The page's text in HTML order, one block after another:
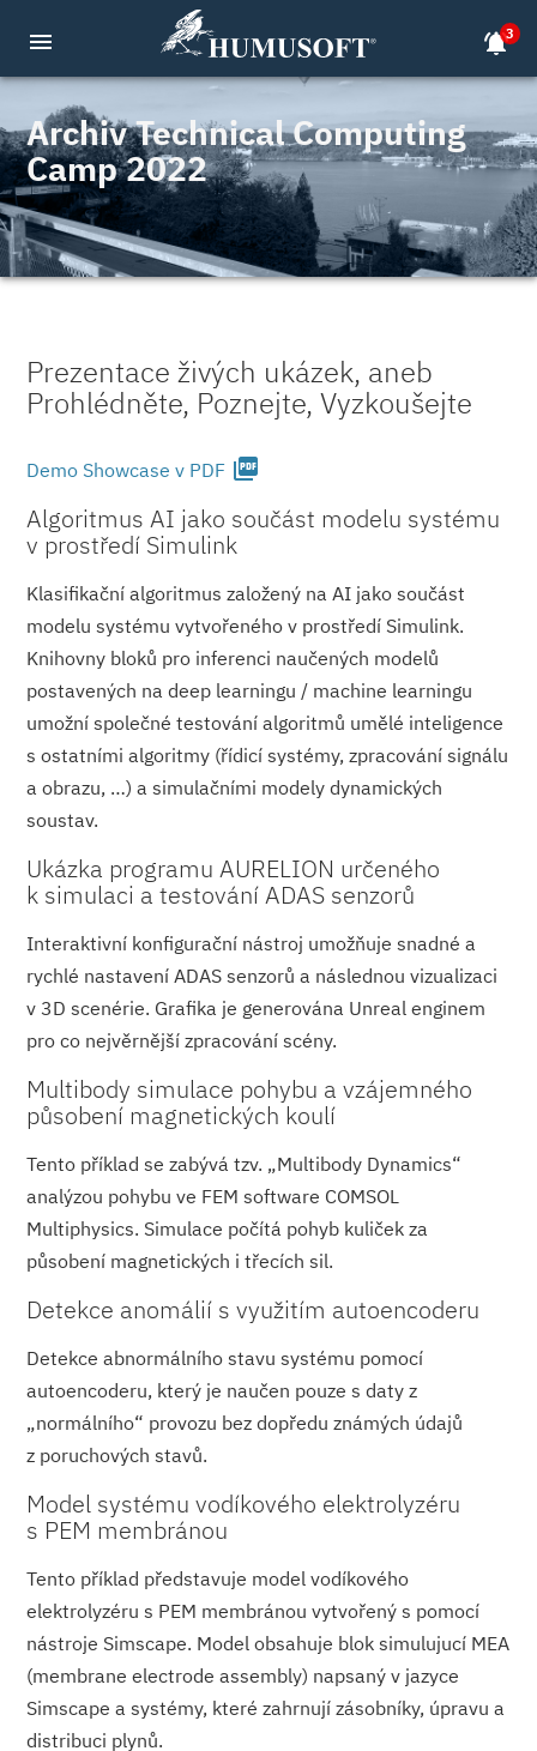
menu notifications_active3
Archiv Technical Computing
Camp 2022
Prezentace živých ukázek, aneb
Prohlédněte, Poznejte, Vyzkoušejte
Demo Showcase v PDF picture_as_pdf
Algoritmus AI jako součást modelu systému
v prostředí Simulink
Klasifikační algoritmus založený na AI jako součást
modelu systému vytvořeného v prostředí Simulink.
Knihovny bloků pro inferenci naučených modelů
postavených na deep learningu / machine learningu
umožní společné testování algoritmů umělé inteligence
s ostatními algoritmy (řídicí systémy, zpracování signálu
a obrazu, …) a simulačními modely dynamických
soustav.
Ukázka programu AURELION určeného
k simulaci a testování ADAS senzorů
Interaktivní konfigurační nástroj umožňuje snadné a
rychlé nastavení ADAS senzorů a následnou vizualizaci
v 3D scenérie. Grafika je generována Unreal enginem
pro co nejvěrnější zpracování scény.
Multibody simulace pohybu a vzájemného
působení magnetických koulí
Tento příklad se zabývá tzv. „Multibody Dynamics“
analýzou pohybu ve FEM software COMSOL
Multiphysics. Simulace počítá pohyb kuliček za
působení magnetických i třecích sil.
Detekce anomálií s využitím autoencoderu
Detekce abnormálního stavu systému pomocí
autoencoderu, který je naučen pouze s daty z
„normálního“ provozu bez dopředu známých údajů
z poruchových sta­vů.
Model systému vodíkového elektrolyzéru
s PEM membránou
Tento příklad představuje model vodíkového
elektrolyzéru s PEM membránou vytvořený s pomocí
nástroje Simscape. Model obsahuje blok simulujucí MEA
(membrane electrode assembly) napsaný v jazyce
Simscape a systémy, které zahrnují zásobníky, úpravu a
distribuci plynů.